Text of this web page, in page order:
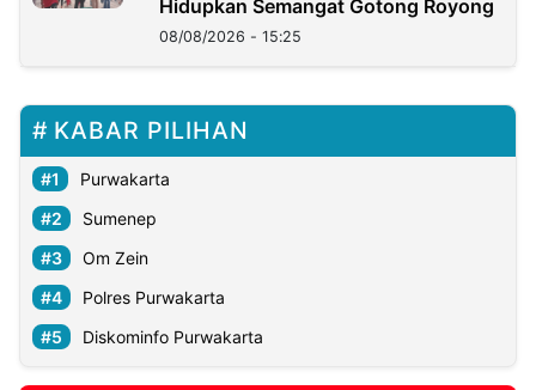
Hidupkan Semangat Gotong Royong
08/08/2026 - 15:25
KABAR PILIHAN
Purwakarta
Sumenep
Om Zein
Polres Purwakarta
Diskominfo Purwakarta